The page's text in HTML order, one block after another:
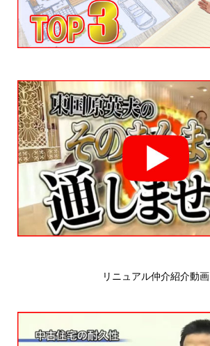
リニュアル仲介紹介動画